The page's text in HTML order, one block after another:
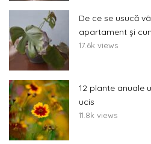
De ce se usucă
apartament și
17.6k views
12 plante anuale
ucis
11.8k views